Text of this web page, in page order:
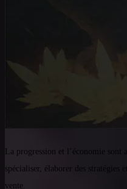
La progression et l’économie
spécialiser, élaborer des stratégies
vente.